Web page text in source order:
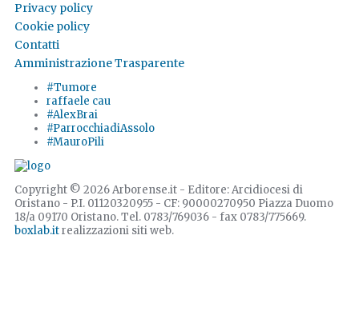
Privacy policy
Cookie policy
Contatti
Amministrazione Trasparente
#Tumore
raffaele cau
#AlexBrai
#ParrocchiadiAssolo
#MauroPili
Copyright © 2026 Arborense.it - Editore: Arcidiocesi di
Oristano - P.I. 01120320955 - CF: 90000270950 Piazza Duomo
18/a 09170 Oristano. Tel. 0783/769036 - fax 0783/775669.
boxlab.itrealizzazioni siti web.